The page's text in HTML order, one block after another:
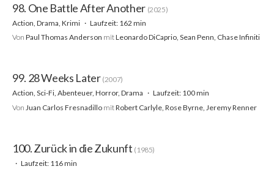
98. One Battle After Another (2025)
Action, Drama, Krimi
Laufzeit: 162 min
Von Paul Thomas Anderson mitLeonardo DiCaprio, Sean Penn, Chase Infiniti
99. 28 Weeks Later (2007)
Action, Sci-Fi, Abenteuer, Horror, Drama
Laufzeit: 100 min
Von Juan Carlos Fresnadillo mitRobert Carlyle, Rose Byrne, Jeremy Renner
100. Zurück in die Zukunft (1985)
Laufzeit: 116 min